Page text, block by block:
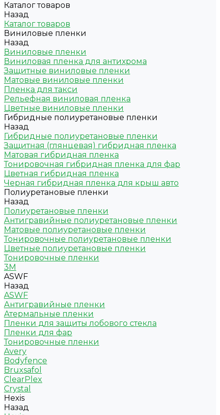
Каталог товаров
Назад
Каталог товаров
Виниловые пленки
Назад
Виниловые пленки
Виниловая пленка для антихрома
Защитные виниловые пленки
Матовые виниловые пленки
Пленка для такси
Рельефная виниловая пленка
Цветные виниловые пленки
Гибридные полиуретановые пленки
Назад
Гибридные полиуретановые пленки
Защитная (глянцевая) гибридная пленка
Матовая гибридная пленка
Тонировочная гибридная пленка для фар
Цветная гибридная пленка
Черная гибридная пленка для крыш авто
Полиуретановые пленки
Назад
Полиуретановые пленки
Антигравийные полиуретановые пленки
Матовые полиуретановые пленки
Тонировочные полиуретановые пленки
Цветные полиуретановые пленки
Тонировочные пленки
3M
ASWF
Назад
ASWF
Антигравийные пленки
Атермальные пленки
Пленки для защиты лобового стекла
Пленки для фар
Тонировочные пленки
Avery
Bodyfence
Bruxsafol
ClearPlex
Crystal
Hexis
Назад